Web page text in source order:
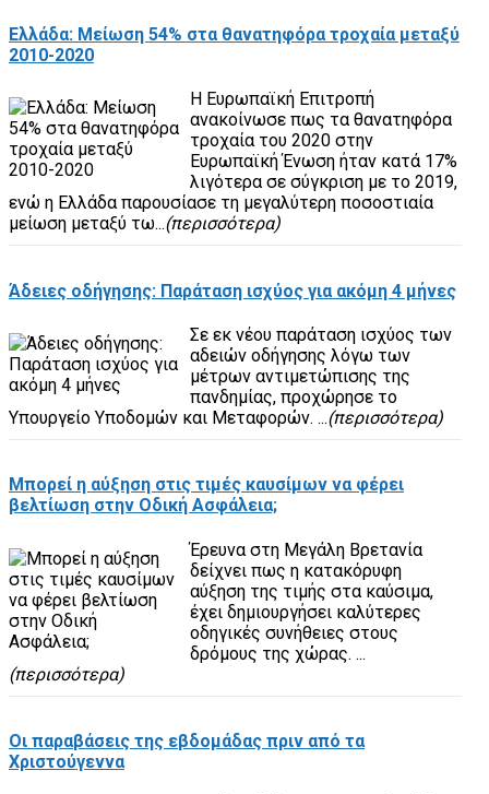
Ελλάδα: Μείωση 54% στα θανατηφόρα τροχαία μεταξύ
2010-2020
Η Ευρωπαϊκή Επιτροπή
ανακοίνωσε πως τα θανατηφόρα
τροχαία του 2020 στην
Ευρωπαϊκή Ένωση ήταν κατά 17%
λιγότερα σε σύγκριση με το 2019,
ενώ η Ελλάδα παρουσίασε τη μεγαλύτερη ποσοστιαία
μείωση μεταξύ τω...(περισσότερα)
Άδειες οδήγησης: Παράταση ισχύος για ακόμη 4 μήνες
Σε εκ νέου παράταση ισχύος των
αδειών οδήγησης λόγω των
μέτρων αντιμετώπισης της
πανδημίας, προχώρησε το
Υπουργείο Υποδομών και Μεταφορών. ...(περισσότερα)
Μπορεί η αύξηση στις τιμές καυσίμων να φέρει
βελτίωση στην Οδική Ασφάλεια;
Έρευνα στη Μεγάλη Βρετανία
δείχνει πως η κατακόρυφη
αύξηση της τιμής στα καύσιμα,
έχει δημιουργήσει καλύτερες
οδηγικές συνήθειες στους
δρόμους της χώρας. ...
(περισσότερα)
Οι παραβάσεις της εβδομάδας πριν από τα
Χριστούγεννα